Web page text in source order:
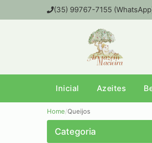
(35) 99767-7155
Inicial Azeites
Home/Queijos
Categoria